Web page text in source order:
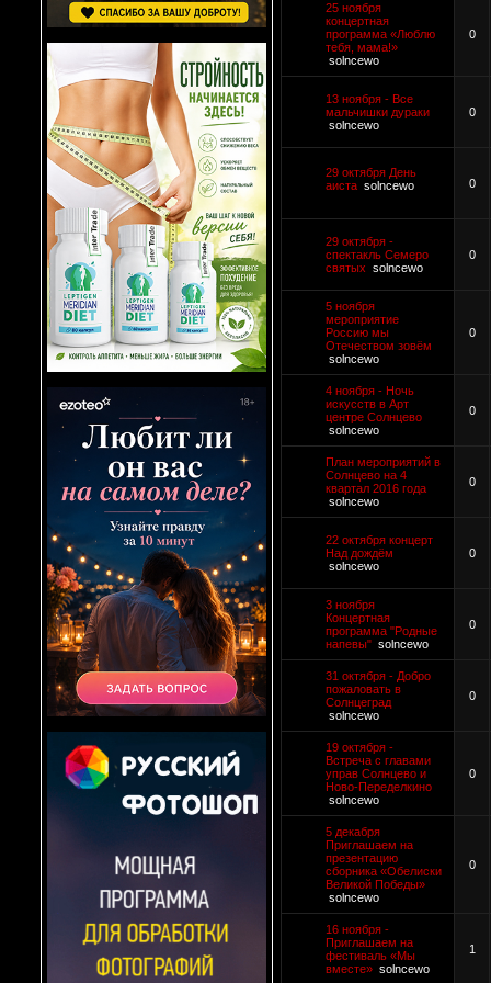
25 ноября
концертная
программа «Люблю
тебя, мама!»
solncewo
0
13 ноября - Все
мальчишки дураки
solncewo
0
29 октября День
аиста solncewo 0
29 октября -
спектакль Семеро
святых solncewo
0
5 ноября
мероприятие
Россию мы
Отечеством зовём
solncewo
0
4 ноября - Ночь
искусств в Арт
центре Солнцево
solncewo
0
План мероприятий в
Солнцево на 4
квартал 2016 года
solncewo
0
22 октября концерт
Над дождём
solncewo
0
3 ноября
Концертная
программа "Родные
напевы" solncewo
0
31 октября - Добро
пожаловать в
Солнцеград
solncewo
0
19 октября -
Встреча с главами
управ Солнцево и
Ново-Переделкино
solncewo
0
5 декабря
Приглашаем на
презентацию
сборника «Обелиски
Великой Победы»
solncewo
0
16 ноября -
Приглашаем на
фестиваль «Мы
вместе» solncewo
1